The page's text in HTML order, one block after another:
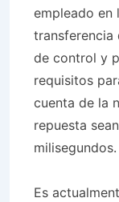
empleado en
transferencia
de control y
requisitos
cuenta de la
repuesta
milisegundos.
Es